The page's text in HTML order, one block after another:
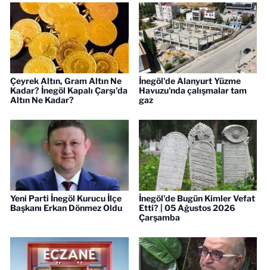
Çeyrek Altın, Gram Altın Ne
Kadar? İnegöl Kapalı Çarşı'da
Altın Ne Kadar?
İnegöl'de Alanyurt Yüzme
Havuzu'nda çalışmalar tam
gaz
Yeni Parti İnegöl Kurucu İlçe
Başkanı Erkan Dönmez Oldu
İnegöl'de Bugün Kimler Vefat
Etti? | 05 Ağustos 2026
Çarşamba